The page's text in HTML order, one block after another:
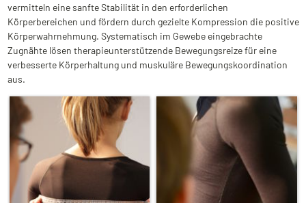
vermitteln eine sanfte Stabilität in den erforderlichen
Körperbereichen und fördern durch gezielte Kompression die positive
Körperwahrnehmung. Systematisch im Gewebe eingebrachte
Zugnähte lösen therapieunterstützende Bewegungsreize für eine
verbesserte Körperhaltung und muskuläre Bewegungskoordination
aus.